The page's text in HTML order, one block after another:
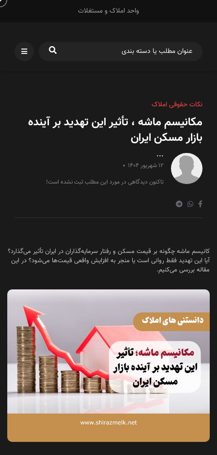
واحد املاک و مستغلات
نکات حقوقی املاک
مکانیسم ماشه ، تأثیر این تهدید بر آینده
بازار مسکن ایران
...
12 شهریور 1404
تاکنون دیدگاهی در مورد این مطلب ثبت نشده است!
کانیسم ماشه چگونه بر قیمت مسکن و رفتار سرمایه‌گذاران در ایران تأثیر می‌گذارد؟
آیا این تهدید فقط روانی است یا منجر به افزایش واقعی قیمت‌ها می‌شود؟ در این
مقاله بررسی می‌کنیم.